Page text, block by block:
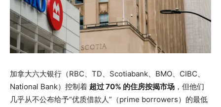
加拿大六大银行（RBC、TD、Scotiabank、BMO、CIBC、
National Bank）控制着 超过 70% 的住房按揭市场 ，但他们
几乎从不公布给予“优质借款人”（prime borrowers）的最低